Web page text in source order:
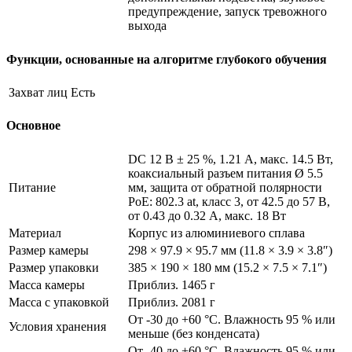
предупреждение, запуск тревожного
выхода
Функции, основанные на алгоритме глубокого обучения
Захват лиц Есть
Основное
Питание
DC 12 В ± 25 %, 1.21 А, макс. 14.5 Вт,
коаксиальный разъем питания Ø 5.5
мм, защита от обратной полярности
PoE: 802.3 at, класс 3, от 42.5 до 57 В,
от 0.43 до 0.32 А, макс. 18 Вт
Материал
Корпус из алюминиевого сплава
Размер камеры
298 × 97.9 × 95.7 мм (11.8 × 3.9 × 3.8″)
Размер упаковки
385 × 190 × 180 мм (15.2 × 7.5 × 7.1″)
Масса камеры
Приблиз. 1465 г
Масса с упаковкой
Приблиз. 2081 г
Условия хранения
От -30 до +60 °C. Влажность 95 % или
меньше (без конденсата)